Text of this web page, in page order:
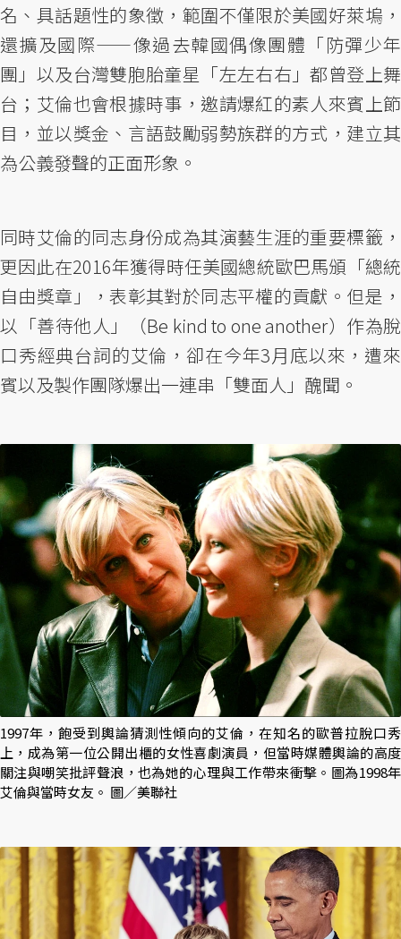
名、具話題性的象徵，範圍不僅限於美國好萊塢，
還擴及國際——像過去韓國偶像團體「防彈少年
團」以及台灣雙胞胎童星「左左右右」都曾登上舞
台；艾倫也會根據時事，邀請爆紅的素人來賓上節
目，並以獎金、言語鼓勵弱勢族群的方式，建立其
為公義發聲的正面形象。
同時艾倫的同志身份成為其演藝生涯的重要標籤，
更因此在2016年獲得時任美國總統歐巴馬頒「總統
自由獎章」，表彰其對於同志平權的貢獻。但是，
以「善待他人」（Be kind to one another）作為脫
口秀經典台詞的艾倫，卻在今年3月底以來，遭來
賓以及製作團隊爆出一連串「雙面人」醜聞。
1997年，飽受到輿論猜測性傾向的艾倫，在知名的歐普拉脫口秀
上，成為第一位公開出櫃的女性喜劇演員，但當時媒體輿論的高度
關注與嘲笑批評聲浪，也為她的心理與工作帶來衝擊。圖為1998年
艾倫與當時女友。 圖／美聯社